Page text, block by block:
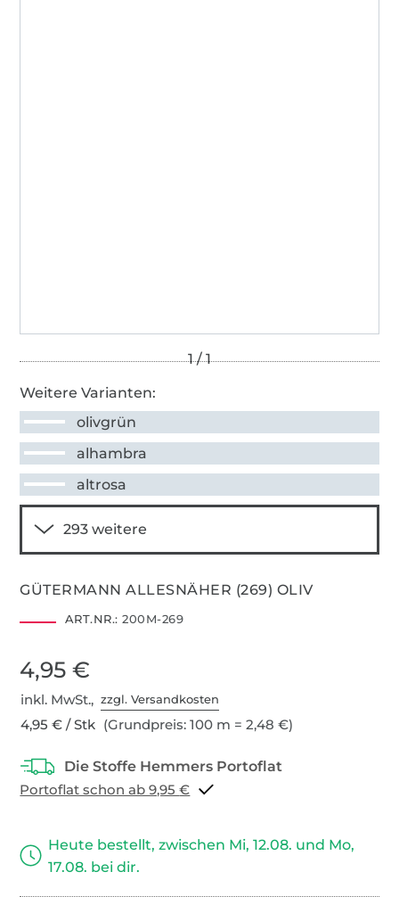
Weitere Varianten:
olivgrün
alhambra
altrosa
GÜTERMANN ALLESNÄHER (269) OLIV
ART.NR.: 200M-269
4,95 €
inkl. MwSt.,zzgl. Versandkosten
4,95 € / Stk (Grundpreis: 100 m = 2,48 €)
Portoflat schon ab 9,95 €
Heute bestellt, zwischen Mi, 12.08. und Mo,
17.08. bei dir.